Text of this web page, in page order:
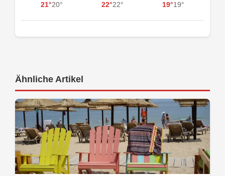
21°20° 22°22° 19°19°
Ähnliche Artikel